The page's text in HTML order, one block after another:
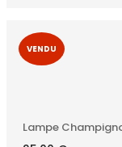
VENDU
Lampe